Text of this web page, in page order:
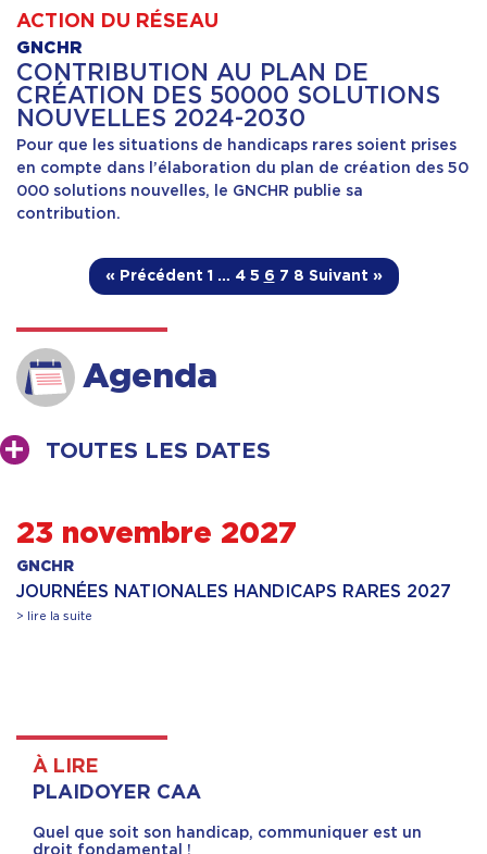
ACTION DU RÉSEAU
GNCHR
CONTRIBUTION AU PLAN DE
CRÉATION DES 50000 SOLUTIONS
NOUVELLES 2024-2030
Pour que les situations de handicaps rares soient prises
en compte dans l’élaboration du plan de création des 50
000 solutions nouvelles, le GNCHR publie sa
contribution.
« Précédent 1 … 4 5 6 7 8 Suivant »
Agenda
TOUTES LES DATES
23 novembre 2027
GNCHR
JOURNÉES NATIONALES HANDICAPS RARES 2027
> lire la suite
À LIRE
PLAIDOYER CAA
Quel que soit son handicap, communiquer est un
droit fondamental !